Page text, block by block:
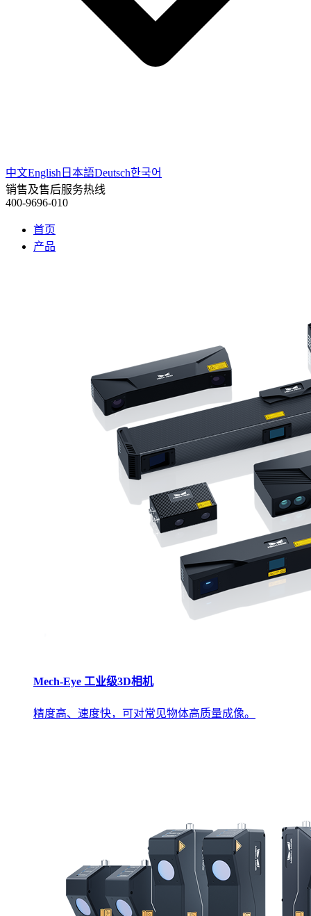
中文English 日本語Deutsch한국어
销售及售后服务热线
400-9696-010
首页
产品
Mech-Eye 工业级3D相机
精度高、速度快，可对常见物体高质量成像。